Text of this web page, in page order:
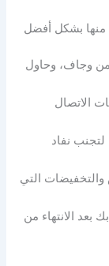
وجاف، وحاول
الاتصال
نفاد
التي
الانتهاء من